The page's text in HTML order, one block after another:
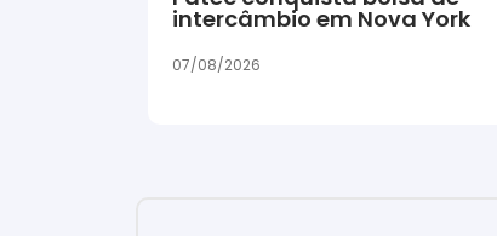
intercâmbio em Nova York
07/08/2026